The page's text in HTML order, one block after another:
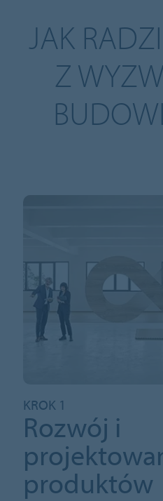
JAK
Z
KROK 1
Rozwój i
produktów